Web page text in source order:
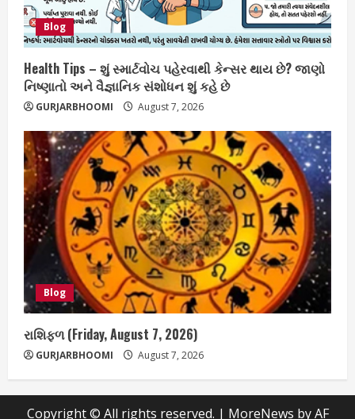
Blog
Health Tips – શું સ્માર્ટવોચ પહેરવાથી કેન્સર થાય છે? જાણો
નિષ્ણાતો અને વૈજ્ઞાનિક સંશોધન શું કહે છે
GURJARBHOOMI August 7, 2026
Blog
રાશિફળ (Friday, August 7, 2026)
GURJARBHOOMI August 7, 2026
Copyright © All rights reserved. | MoreNews by AF